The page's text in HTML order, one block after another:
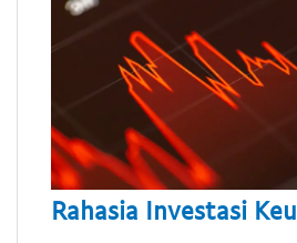
Rahasia Investasi